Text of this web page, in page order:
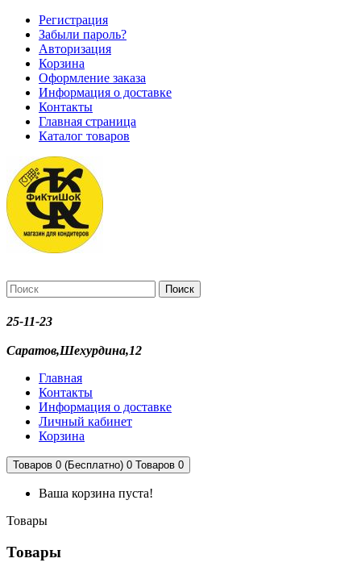
Регистрация
Забыли пароль?
Авторизация
Корзина
Оформление заказа
Информация о доставке
Контакты
Главная страница
Каталог товаров
Поиск
25-11-23
Саратов,Шехурдина,12
Главная
Контакты
Информация о доставке
Личный кабинет
Корзина
Товаров 0 (Бесплатно) 0 Товаров 0
Ваша корзина пуста!
Товары
Товары